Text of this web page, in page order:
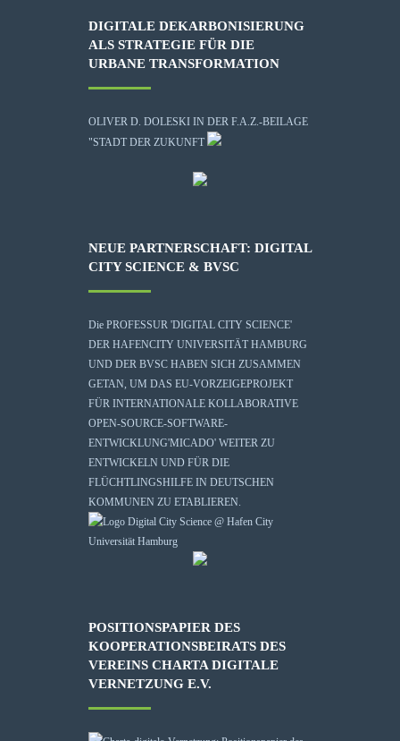
DIGITALE DEKARBONISIERUNG
ALS STRATEGIE FÜR DIE
URBANE TRANSFORMATION
OLIVER D. DOLESKI IN DER F.A.Z.-BEILAGE
"STADT DER ZUKUNFT
NEUE PARTNERSCHAFT: DIGITAL
CITY SCIENCE & BVSC
Die PROFESSUR 'DIGITAL CITY SCIENCE'
DER HAFENCITY UNIVERSITÄT HAMBURG
UND DER BVSC HABEN SICH ZUSAMMEN
GETAN, UM DAS EU-VORZEIGEPROJEKT
FÜR INTERNATIONALE KOLLABORATIVE
OPEN-SOURCE-SOFTWARE-
ENTWICKLUNG'MICADO' WEITER ZU
ENTWICKELN UND FÜR DIE
FLÜCHTLINGSHILFE IN DEUTSCHEN
KOMMUNEN ZU ETABLIEREN.
POSITIONSPAPIER DES
KOOPERATIONSBEIRATS DES
VEREINS CHARTA DIGITALE
VERNETZUNG E.V.